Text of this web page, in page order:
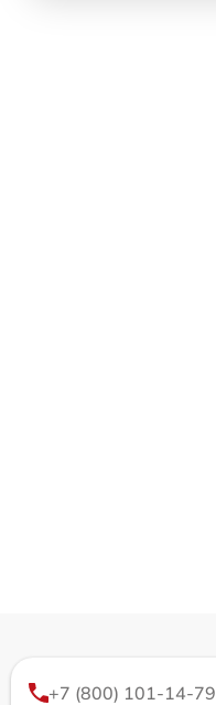
+7 (800) 101-14-79